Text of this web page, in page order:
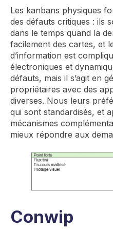
Les kanbans physiques
des défauts critiques : ils
dans le temps quand la
facilement des cartes, et
d’information est
électroniques et
défauts, mais il s’agit en
propriétaires avec des
diverses. Nous leurs
qui sont standardisés, et
mécanismes
mieux répondre aux
Conwip